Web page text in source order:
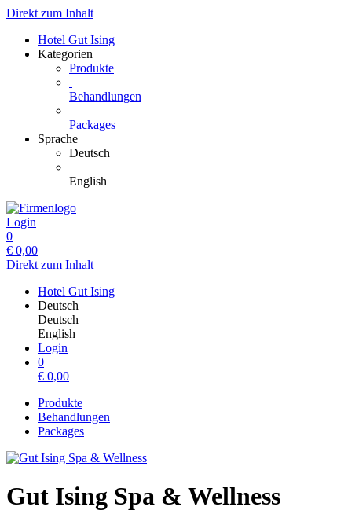
Direkt zum Inhalt
Hotel Gut Ising
Kategorien
Produkte
Behandlungen
Packages
Sprache
Deutsch
English
Login
0
€ 0,00
Direkt zum Inhalt
Hotel Gut Ising
Deutsch
Deutsch
English
Login
0
€ 0,00
Produkte
Behandlungen
Packages
Gut Ising Spa & Wellness